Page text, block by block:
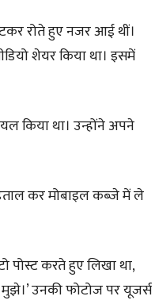
रोते हुए नजर आई थीं।
शेयर किया था। इसमें
किया था। उन्होंने अपने
कर मोबाइल कब्जे में ले
पोस्ट करते हुए लिखा था,
उनकी फोटोज पर यूजर्स